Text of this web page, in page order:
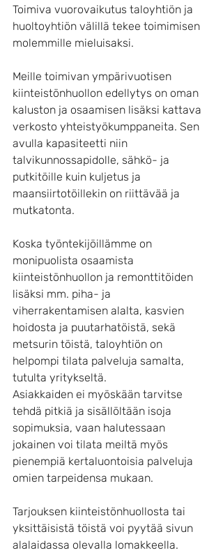
Toimiva vuorovaikutus taloyhtiön ja
huoltoyhtiön välillä tekee toimimisen
molemmille mieluisaksi.
Meille toimivan ympärivuotisen
kiinteistönhuollon edellytys on oman
kaluston ja osaamisen lisäksi kattava
verkosto yhteistyökumppaneita. Sen
avulla kapasiteetti niin
talvikunnossapidolle, sähkö- ja
putkitöille kuin kuljetus ja
maansiirtotöillekin on riittävää ja
mutkatonta.
Koska työntekijöillämme on
monipuolista osaamista
kiinteistönhuollon ja remonttitöiden
lisäksi mm. piha- ja
viherrakentamisen alalta, kasvien
hoidosta ja puutarhatöistä, sekä
metsurin töistä, taloyhtiön on
helpompi tilata palveluja samalta,
tutulta yritykseltä.
Asiakkaiden ei myöskään tarvitse
tehdä pitkiä ja sisällöltään isoja
sopimuksia, vaan halutessaan
jokainen voi tilata meiltä myös
pienempiä kertaluontoisia palveluja
omien tarpeidensa mukaan.
Tarjouksen kiinteistönhuollosta tai
yksittäisistä töistä voi pyytää sivun
alalaidassa olevalla lomakkeella.